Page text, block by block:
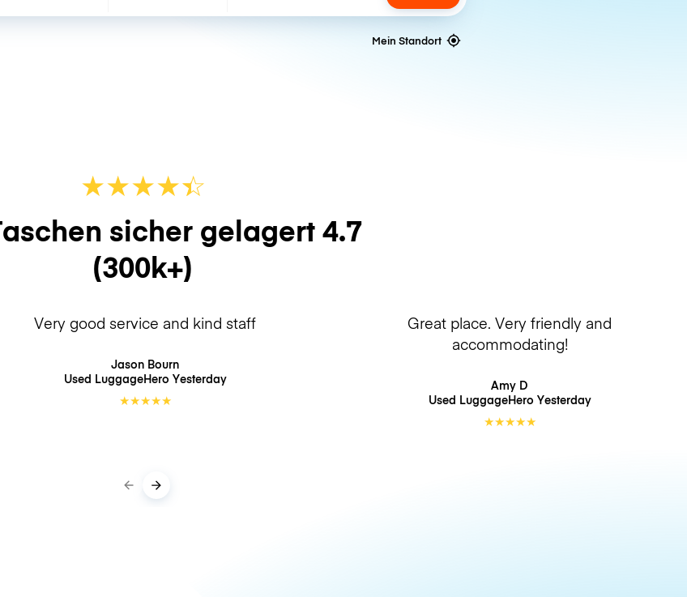
Mein Standort
★★★★☆
★
sicher gelagert4.7
(300k+)
Very good service and kind staff
Jason Bourn
Used LuggageHero Yesterday
★★★★★
Great place. Very friendly and
accommodating!
Amy D
Used LuggageHero Yesterday
★★★★★